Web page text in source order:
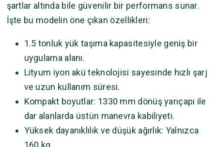
şartlar altında bile güvenilir bir performans sunar.
İşte bu modelin öne çıkan özellikleri:
1.5 tonluk yük taşıma kapasitesiyle geniş bir
uygulama alanı.
Lityum iyon akü teknolojisi sayesinde hızlı şarj
ve uzun kullanım süresi.
Kompakt boyutlar: 1330 mm dönüş yarıçapı ile
dar alanlarda üstün manevra kabiliyeti.
Yüksek dayanıklılık ve düşük ağırlık: Yalnızca
160 kg.